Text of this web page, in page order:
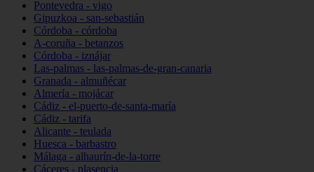
Pontevedra - vigo
Gipuzkoa - san-sebastián
Córdoba - córdoba
A-coruña - betanzos
Córdoba - iznájar
Las-palmas - las-palmas-de-gran-canaria
Granada - almuñécar
Almería - mojácar
Cádiz - el-puerto-de-santa-maría
Cádiz - tarifa
Alicante - teulada
Huesca - barbastro
Málaga - alhaurín-de-la-torre
Cáceres - plasencia